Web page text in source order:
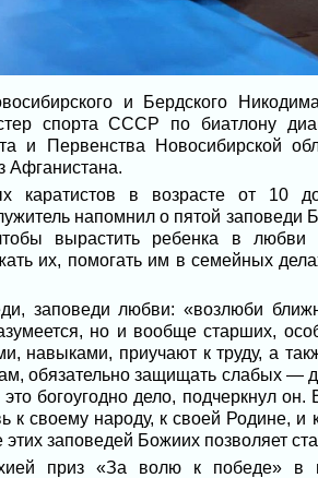
и Бердского
спорта СССР по биатлону
и Первенства Новосибирской
Афганистана.
каратистов в возрасте от 10
напомнил о пятой заповеди
вырастить ребенка в
их, помогать им в семейных
заповеди любви: «возлюби
но и вообще старших,
навыками, приучают к труду, а
обязательно защищать слабых —
богоугодно дело, подчеркнул он.
своему народу, к своей Родине, и
заповедей Божиих позволяет
приз «За волю к победе» в